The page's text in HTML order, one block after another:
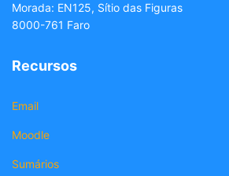
Morada: EN125, Sítio das Figuras
8000-761 Faro
Recursos
Email
Moodle
Sumários